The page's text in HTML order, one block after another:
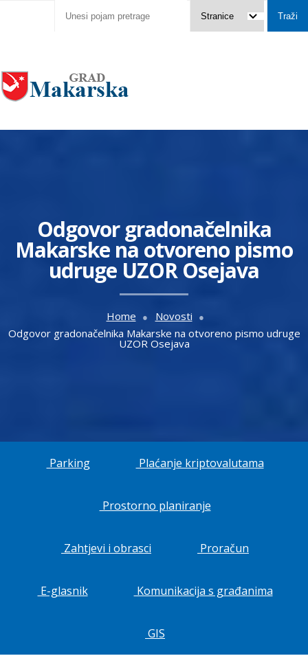
Odgovor gradonačelnika
Makarske na otvoreno pismo
udruge UZOR Osejava
Home
Novosti
Odgovor gradonačelnika Makarske na otvoreno pismo udruge
UZOR Osejava
Parking Plaćanje kriptovalutama
Prostorno planiranje
Zahtjevi i obrasci Proračun
E-glasnik Komunikacija s građanima
GIS